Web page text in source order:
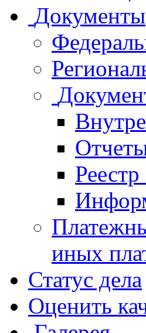
Документы
иных
Статус дела
Оценить